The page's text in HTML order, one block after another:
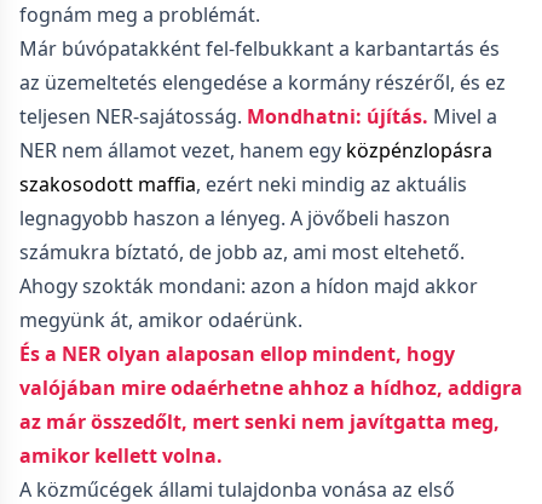
fognám meg a problémát.
Már búvópatakként fel-felbukkant a karbantartás és
az üzemeltetés elengedése a kormány részéről, és ez
teljesen NER-sajátosság. Mondhatni: újítás. Mivel a
NER nem államot vezet, hanem egy közpénzlopásra
szakosodott maffia, ezért neki mindig az aktuális
legnagyobb haszon a lényeg. A jövőbeli haszon
számukra bíztató, de jobb az, ami most eltehető.
Ahogy szokták mondani: azon a hídon majd akkor
megyünk át, amikor odaérünk.
És a NER olyan alaposan ellop mindent, hogy
valójában mire odaérhetne ahhoz a hídhoz, addigra
az már összedőlt, mert senki nem javítgatta meg,
amikor kellett volna.
A közműcégek állami tulajdonba vonása az első